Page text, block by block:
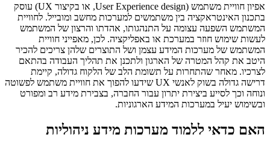
אפיון חוויית משתמש (User Experience design, או בקיצור UX) עוסק
בתכנון האינטראקציה בין משתמשים למערכות מחשב ומובייל. לחוויית
המשתמש השפעה עצומה על התנהגותו, אהדתו והרצון של המשתמש
לעשות שימוש חוזר במערכת או באפליקציה. לכן, מאפייני חוויית
המשתמש של מערכות המידע עצמן ושל התוצרים שלהן צריכים להכיר
היטב את קהל המטרה של הארגון ולתכנן את תהליך העבודה בהתאם
לצרכיו. מאחר שהתחרות על תשומת הלב של הלקוח גדולה, קיימת
דרישה גדולה בשוק לאנשי UX שידעו להפוך את חוויית משתמש לפשוטה
ונוחה וכך לסייע ביצירת יתרון עבור החברה, בצבירת מידע רב ומפורט
ובשימוש יעיל במערכות המידע הארגוניות.
האם כדאי ללמוד מערכות מידע ניהוליות